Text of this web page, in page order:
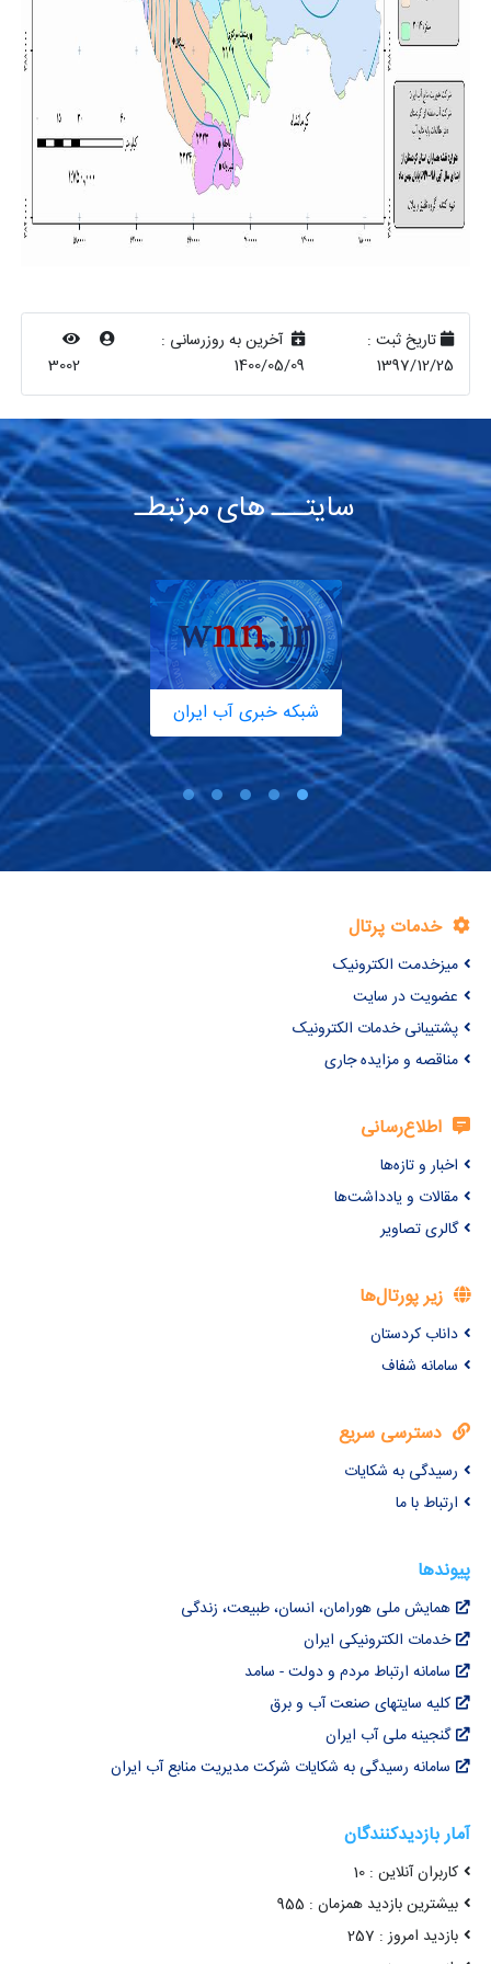
تاریخ ثبت :
1397/12/25
آخرین به روزرسانی :
1400/05/09
3002
سایتـــ های مرتبطـ
شبکه خبری آب ایران
خدمات پرتال
میزخدمت الکترونیک
عضویت در سایت
پشتیبانی خدمات الکترونیک
مناقصه و مزایده جاری
اطلاع‌رسانی
اخبار و تازه‌ها
مقالات و یادداشت‌ها
گالری تصاویر
زیر پورتال‌ها
داناب کردستان
سامانه شفاف
دسترسی سریع
رسیدگی به شکایات
ارتباط با ما
پیوندها
همایش ملی هورامان، انسان، طبیعت، زندگی
خدمات الکترونیکی ایران
سامانه ارتباط مردم و دولت - سامد
کلیه سایتهای صنعت آب و برق
گنجینه ملی آب ایران
سامانه رسیدگی به شکایات شرکت مدیریت منابع آب ایران
آمار بازدیدکنندگان
کاربران آنلاین : 10
بیشترین بازدید همزمان : 955
بازدید امروز : 257